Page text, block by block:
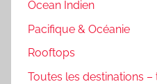
Ocean Indien
Pacifique & Océanie
Rooftops
Toutes les destinations